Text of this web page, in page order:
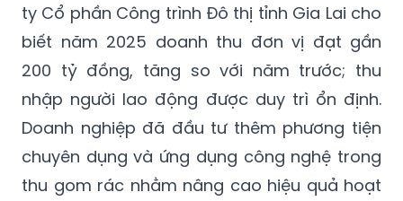
ty Cổ phần Công trình Đô thị tỉnh Gia Lai cho
biết năm 2025 doanh thu đơn vị đạt gần
200 tỷ đồng, tăng so với năm trước; thu
nhập người lao động được duy trì ổn định.
Doanh nghiệp đã đầu tư thêm phương tiện
chuyên dụng và ứng dụng công nghệ trong
thu gom rác nhằm nâng cao hiệu quả hoạt